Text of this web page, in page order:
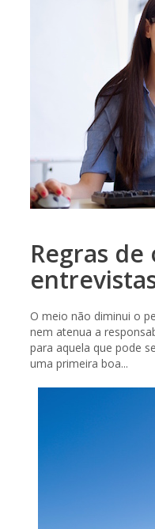
Regras
O meio não diminui o
nem atenua a
para aquela que pode
uma primeira boa...